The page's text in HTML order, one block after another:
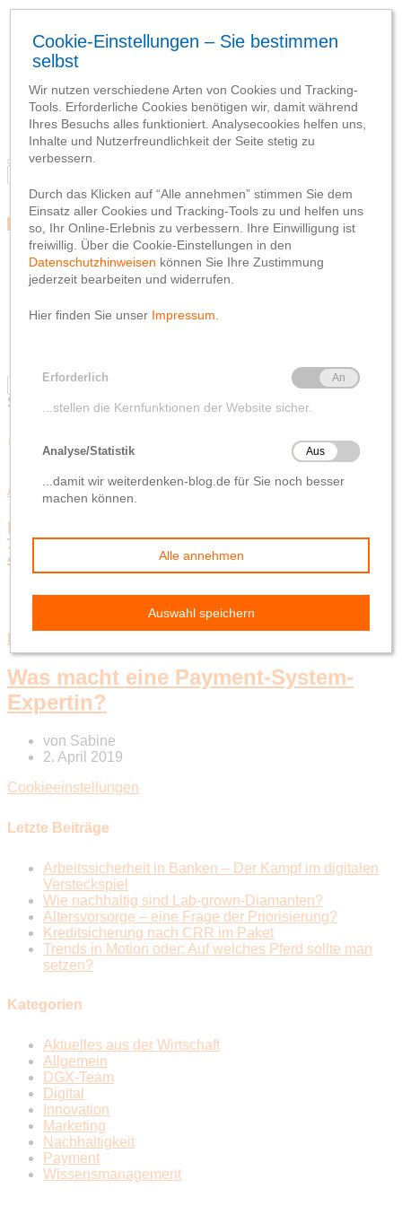
Team
Social Media
Netiquette
Datenschutzhinweis
Impressum
Blog
Team
Social Media
Netiquette
Schlagwort-Suchbegriff
‘PSD2’
Allgemein
Umsetzungen zur EU-
Zahlungsdiensterichtlinie (PSD2)
vonSandra
Was macht eine Payment-System-
Expertin?
von Sabine
2. April 2019
Cookieeinstellungen
Letzte Beiträge
Arbeitssicherheit in Banken – Der Kampf im digitalen
Versteckspiel
Wie nachhaltig sind Lab-grown-Diamanten?
Altersvorsorge – eine Frage der Priorisierung?
Kreditsicherung nach CRR im Paket
Trends in Motion oder: Auf welches Pferd sollte man
setzen?
Kategorien
Aktuelles aus der Wirtschaft
Allgemein
DGX-Team
Digital
Innovation
Marketing
Nachhaltigkeit
Payment
Wissensmanagement